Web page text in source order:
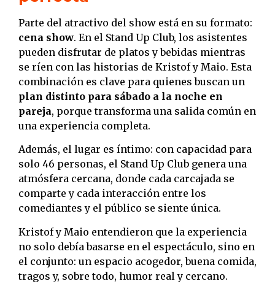
Parte del atractivo del show está en su formato:
cena show. En el Stand Up Club, los asistentes
pueden disfrutar de platos y bebidas mientras
se ríen con las historias de Kristof y Maio. Esta
combinación es clave para quienes buscan un
plan distinto para sábado a la noche en
pareja, porque transforma una salida común en
una experiencia completa.
Además, el lugar es íntimo: con capacidad para
solo 46 personas, el Stand Up Club genera una
atmósfera cercana, donde cada carcajada se
comparte y cada interacción entre los
comediantes y el público se siente única.
Kristof y Maio entendieron que la experiencia
no solo debía basarse en el espectáculo, sino en
el conjunto: un espacio acogedor, buena comida,
tragos y, sobre todo, humor real y cercano.